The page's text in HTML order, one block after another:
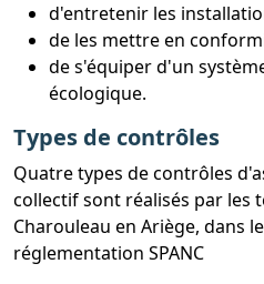
d'entretenir les
de les mettre en
de s'équiper d'un
écologique.
Types de contrôles
Quatre types de contrôles
collectif sont réalisés par les
Charouleau en Ariège, dans
réglementation SPANC